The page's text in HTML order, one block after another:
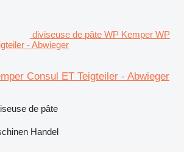
diviseuse de pâte WP Kemper WP
- Abwieger
Consul ET Teigteiler - Abwieger
de pâte
Handel